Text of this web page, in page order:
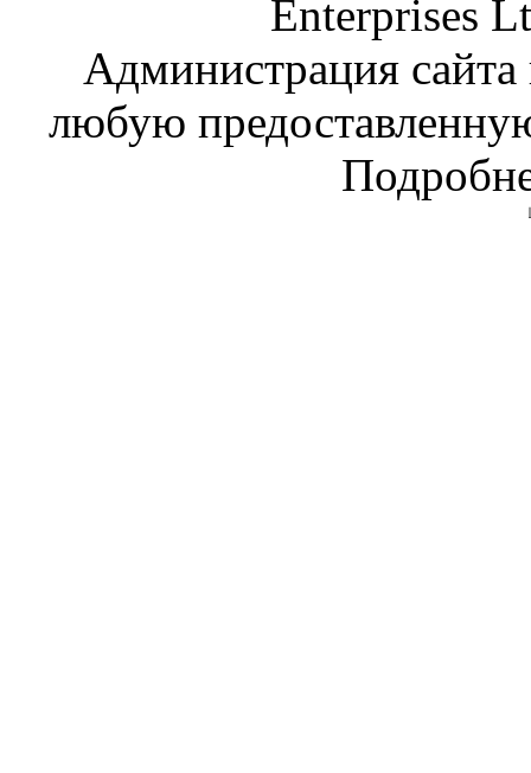
Enterprises
Администрация сайта
любую